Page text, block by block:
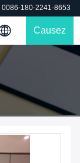
0086-180-2241-8653
Causez